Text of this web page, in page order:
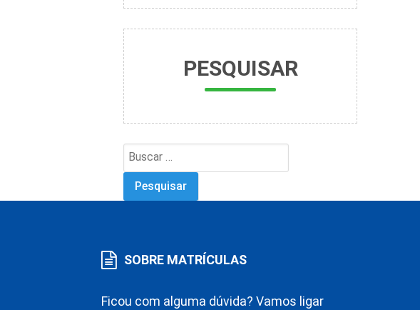
PESQUISAR
Search
SOBRE MATRÍCULAS
Ficou com alguma dúvida? Vamos ligar